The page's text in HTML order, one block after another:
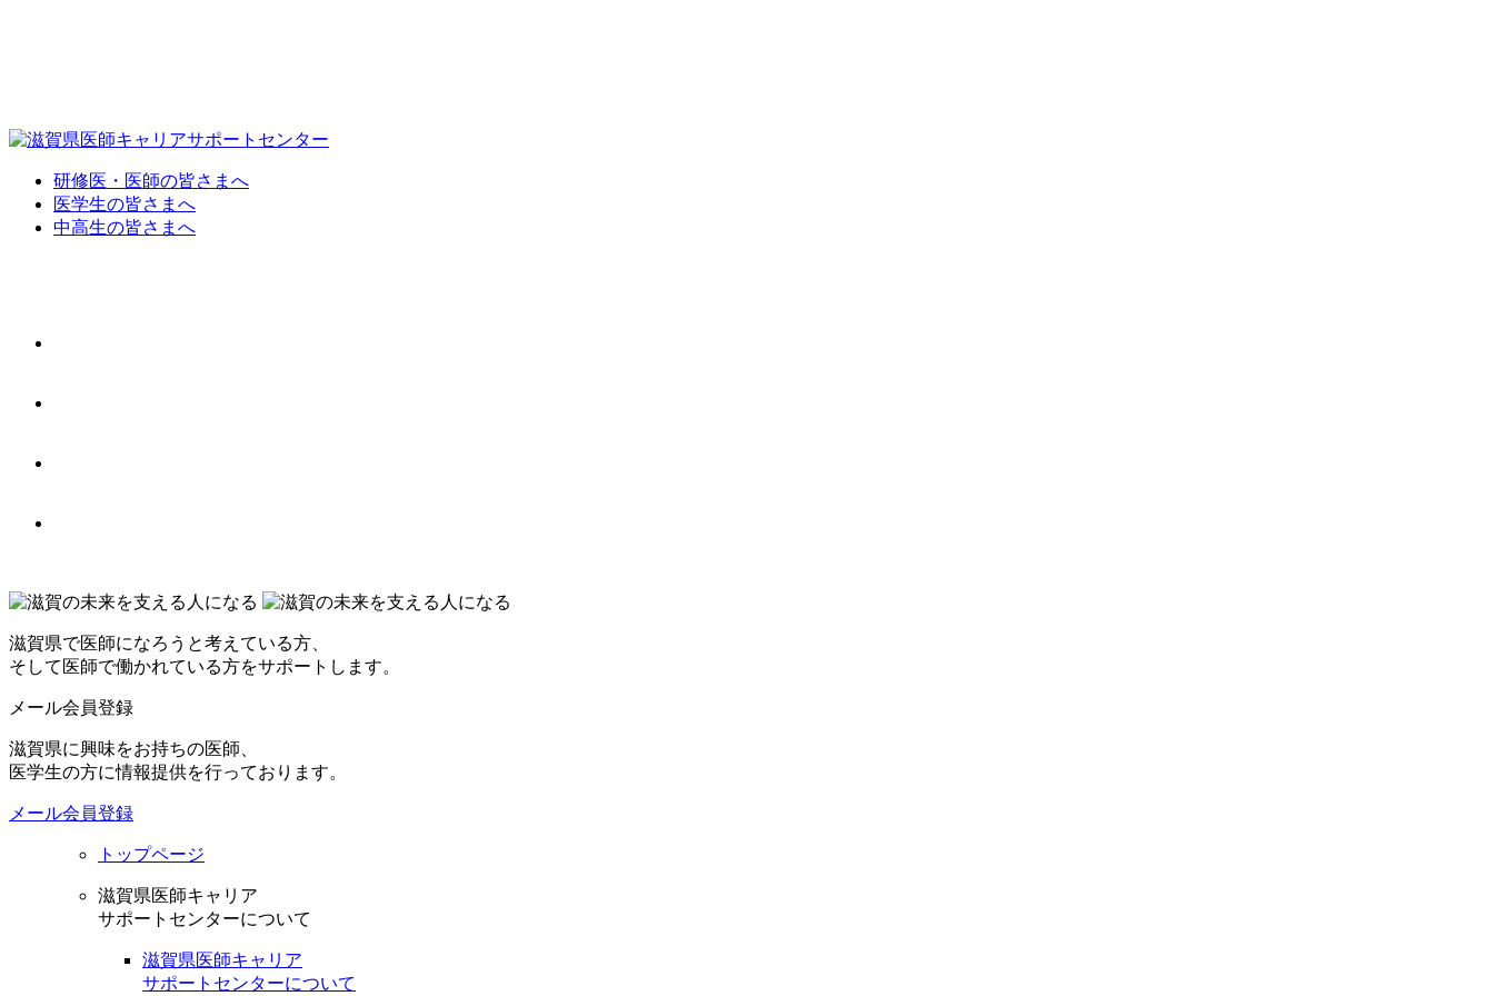
研修医・医師の皆さまへ
医学生の皆さまへ
中高生の皆さまへ
滋賀県で医師になろうと考えている方、
そして医師で働かれている方をサポートします。
メール会員登録
滋賀県に興味をお持ちの医師、
医学生の方に情報提供を行っております。
メール会員登録
トップページ
滋賀県医師キャリア
サポートセンターについて
滋賀県医師キャリア
サポートセンターについて